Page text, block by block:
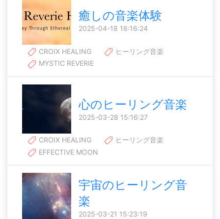
癒しの音楽体験
2025-04-18 16:16:24
CROIX HEALING
ヒーリング音楽
MYSTIC REVERIE
心のヒーリング音楽
2025-03-28 15:16:27
CROIX HEALING
ヒーリング音楽
EFFECTIVE MOON
宇宙のヒーリング音
楽
2025-03-21 15:23:19